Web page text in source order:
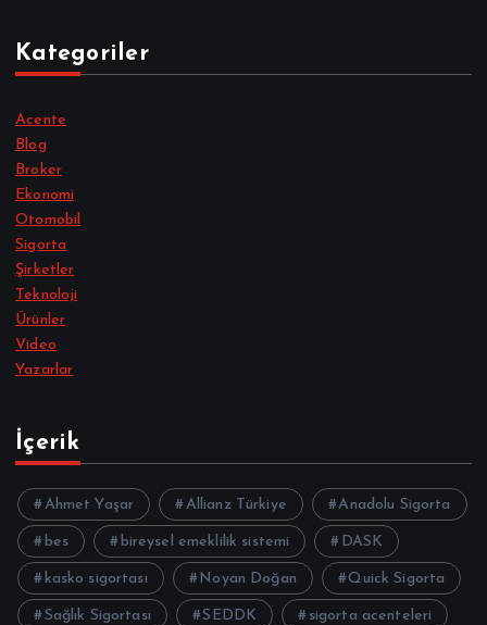
Kategoriler
Acente
Blog
Broker
Ekonomi
Otomobil
Sigorta
Şirketler
Teknoloji
Ürünler
Video
Yazarlar
İçerik
Ahmet Yaşar Allianz Türkiye Anadolu Sigorta
bes bireysel emeklilik sistemi DASK
kasko sigortası Noyan Doğan Quick Sigorta
Sağlık Sigortası SEDDK sigorta acenteleri